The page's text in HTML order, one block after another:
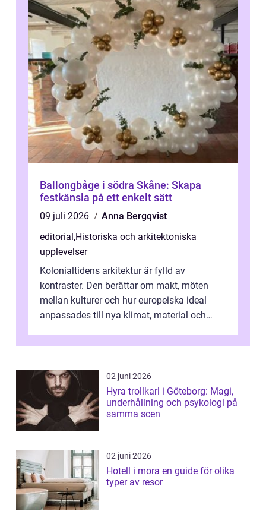
Ballongbåge i södra Skåne: Skapa
festkänsla på ett enkelt sätt
09 juli 2026
Anna Bergqvist
editorial,Historiska och arkitektoniska
upplevelser
Kolonialtidens arkitektur är fylld av
kontraster. Den berättar om makt, möten
mellan kulturer och hur europeiska ideal
anpassades till nya klimat, material och
02 juni 2026
Hyra trollkarl i Göteborg: Magi,
underhållning och psykologi på
samma scen
02 juni 2026
Hotell i mora en guide för olika
typer av resor